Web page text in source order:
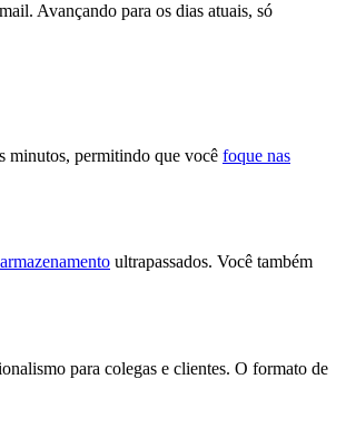
Avançando para os dias atuais, só
minutos, permitindo que você foque nas
ultrapassados. Você também
para colegas e clientes. O formato de